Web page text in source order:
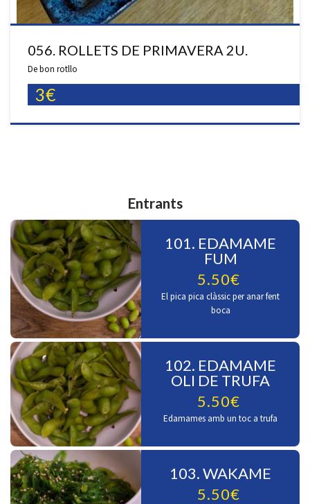
056. ROLLETS DE PRIMAVERA 2U.
De bon rotllo
3€
Entrants
101. EDAMAME
FUM
5.50€
El pica pica clàssic per anar fent
boca
102. EDAMAME
OLI DE TRUFA
5.50€
Edamames amb un toc a trufa
103. WAKAME
5.50€